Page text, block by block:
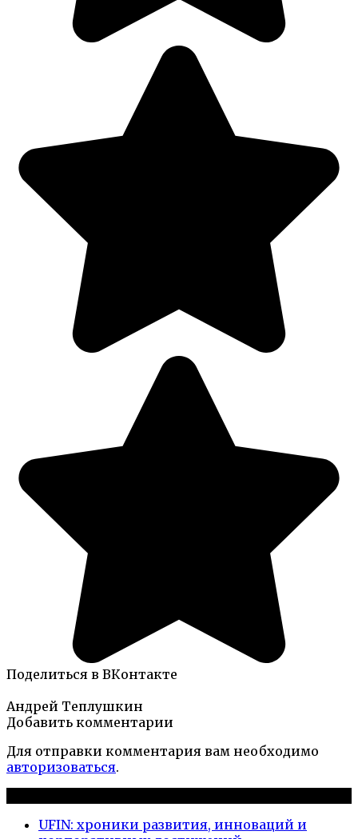
Поделиться в ВКонтакте
Андрей Теплушкин
Добавить комментарии
Для отправки комментария вам необходимо
авторизоваться.
UFIN: хроники развития, инноваций и